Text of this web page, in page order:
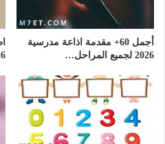
أجمل 60+ مقدمة اذاعة مدرسية
2026 لجميع المراحل…